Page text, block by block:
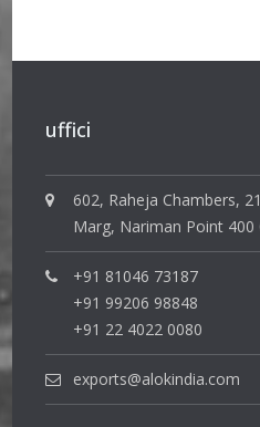
uffici
602, Raheja Chambers,
Marg, Nariman Point 400
+91 81046 73187
+91 99206 98848
+91 22 4022 0080
exports@alokindia.com